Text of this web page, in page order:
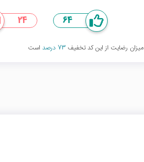
64
24
میزان رضایت از این کد تخفیف 73 درصد است